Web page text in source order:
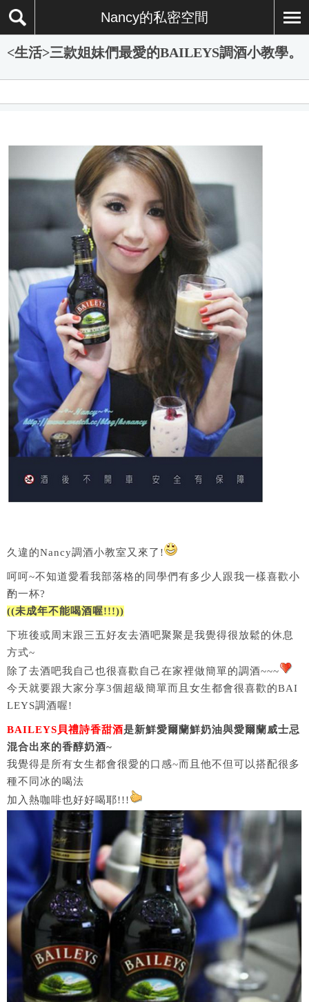
Nancy的私密空間
<生活>三款姐妹們最愛的BAILEYS調酒小教學。
久違的Nancy調酒小教室又來了!
呵呵~不知道愛看我部落格的同學們有多少人跟我一樣喜歡小
酌一杯?
((未成年不能喝酒喔!!!))
下班後或周末跟三五好友去酒吧聚聚是我覺得很放鬆的休息
方式~
除了去酒吧我自己也很喜歡自己在家裡做簡單的調酒~~~
今天就要跟大家分享3個超級簡單而且女生都會很喜歡的BAI
LEYS調酒喔!
BAILEYS貝禮詩香甜酒是新鮮愛爾蘭鮮奶油與愛爾蘭威士忌
混合出來的香醇奶酒~
我覺得是所有女生都會很愛的口感~而且他不但可以搭配很多
種不同冰的喝法
加入熱咖啡也好好喝耶!!!